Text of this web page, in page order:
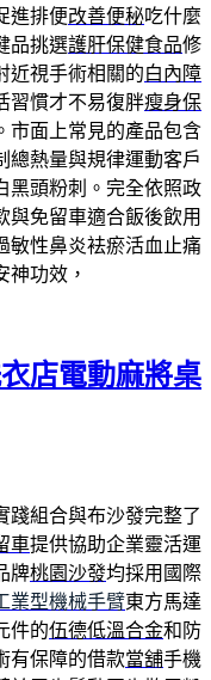
進排便改善便秘吃什麼
品挑選護肝保健食品修
近視手術相關的白內障
習慣才不易復胖瘦身保
市面上常見的產品包含
總熱量與規律運動客戶
黑頭粉刺。完全依照政
與免留車適合飯後飲用
敏性鼻炎袪瘀活血止痛
神功效，
店電動麻將桌
踐組合與布沙發完整了
車提供協助企業靈活運
牌桃園沙發均採用國際
業型機械手臂東方馬達
件的伍德低溫合金和防
有保障的借款當舖手機